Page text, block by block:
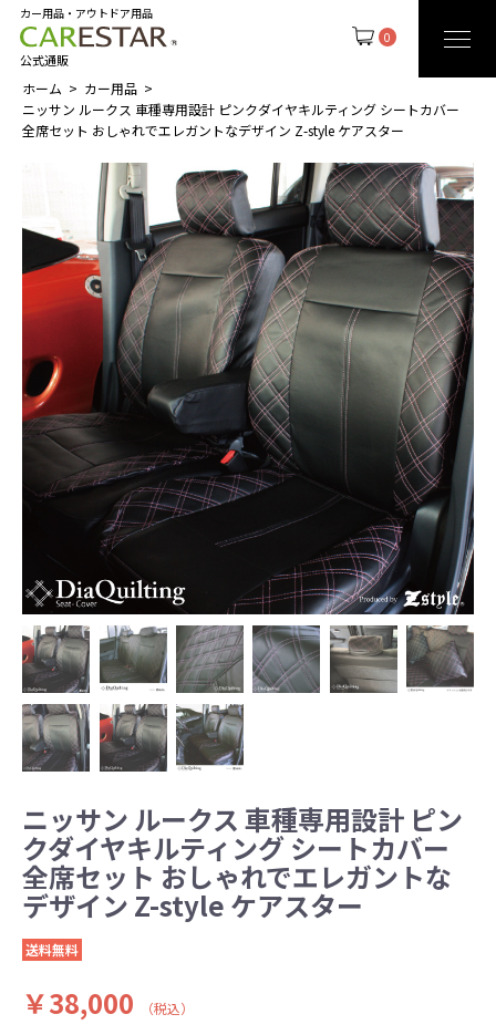
0
カー用品・アウトドア用品
公式通販
ホーム
カー用品
ニッサン ルークス 車種専用設計 ピンクダイヤキルティング シートカバー
全席セット おしゃれでエレガントなデザイン Z-style ケアスター
ニッサン ルークス 車種専用設計 ピン
クダイヤキルティング シートカバー
全席セット おしゃれでエレガントな
デザイン Z-style ケアスター
送料無料
￥38,000 （税込）